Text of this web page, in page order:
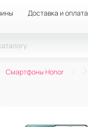
Доставка и оплата
Смартфоны Honor